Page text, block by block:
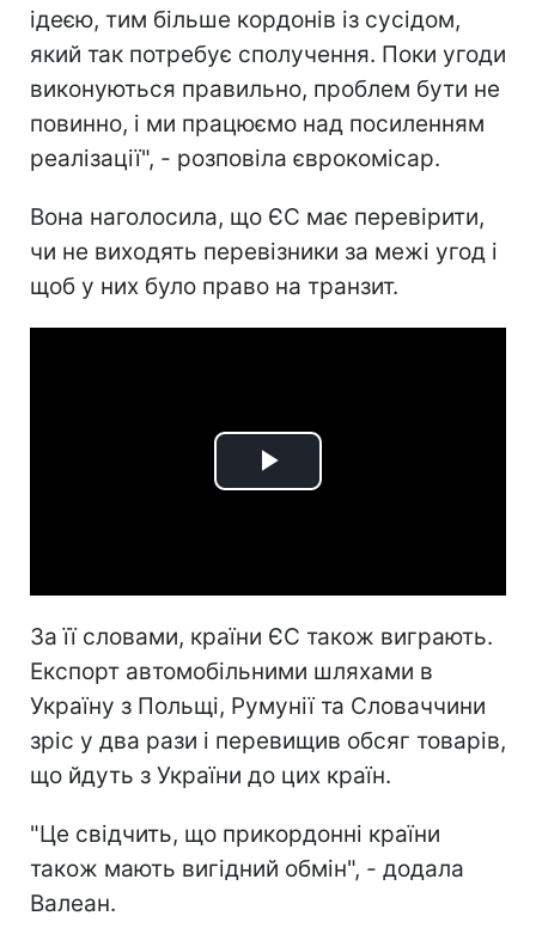
ідеєю, тим більше кордонів із сусідом,
який так потребує сполучення. Поки угоди
виконуються правильно, проблем бути не
повинно, і ми працюємо над посиленням
реалізації", - розповіла єврокомісар.
Вона наголосила, що ЄС має перевірити,
чи не виходять перевізники за межі угод і
щоб у них було право на транзит.
Play
За її словами, країни ЄС також виграють.
Експорт автомобільними шляхами в
Україну з Польщі, Румунії та Словаччини
зріс у два рази і перевищив обсяг товарів,
що йдуть з України до цих країн.
"Це свідчить, що прикордонні країни
також мають вигідний обмін", - додала
Валеан.